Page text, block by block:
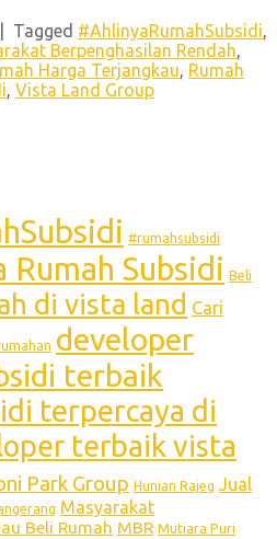
Tagged #AhlinyaRumahSubsidi,
Berpenghasilan Rendah,
Harga Terjangkau, Rumah
, Vista Land Group
#rumahsubsidi
Rumah Subsidi Beli
di vista land Cari
developer
terbaik
terpercaya di
terbaik vista
Park Group Hunian Rajeg Jual
Masyarakat
Beli Rumah MBR Mutiara Puri